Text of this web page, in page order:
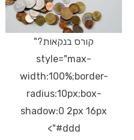
קורס בנקאות?"
style="max-
width:100%;border-
radius:10px;box-
shadow:0 2px 16px
#ddd">